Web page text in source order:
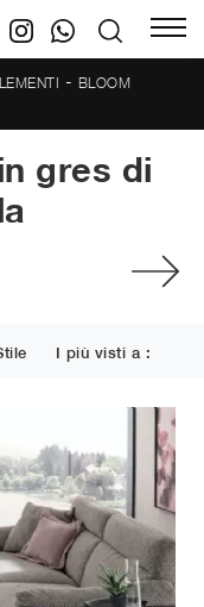
- BLOOM
gres di
I più visti a :